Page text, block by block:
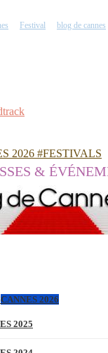
Festival blog de cannes
2026 #FESTIVALS
&
CANNES 2026
2025